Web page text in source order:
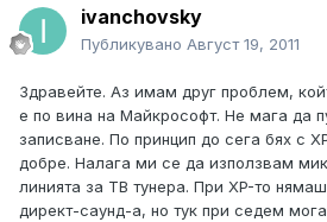
ivanchovsky
Публикувано Август 19, 2011
Здравейте. Аз имам друг проблем,
е по вина на Майкрософт. Не мага да
записване. По принцип до сега бях с
добре. Налага ми се да използвам
линията за ТВ тунера. При XP-то
директ-саунд-а, но тук при седем